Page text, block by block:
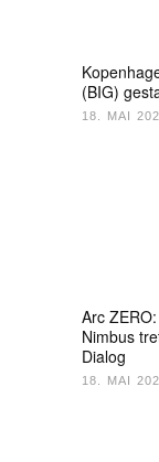
(BIG)
18. MAI
Arc
Nimbus
Dialog
18. MAI